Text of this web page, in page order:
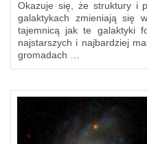
Okazuje się, że struktury i
galaktykach zmieniają się
tajemnicą jak te galaktyki
najstarszych i najbardziej
gromadach …